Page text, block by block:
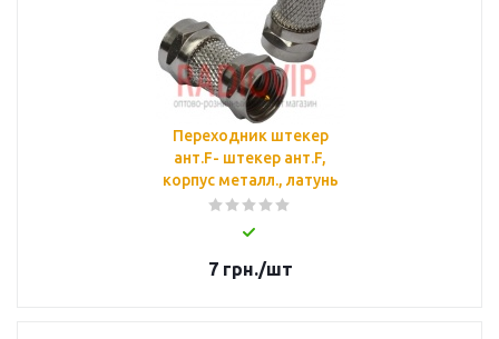
Переходник штекер
ант.F- штекер ант.F,
корпус металл., латунь
7грн./шт